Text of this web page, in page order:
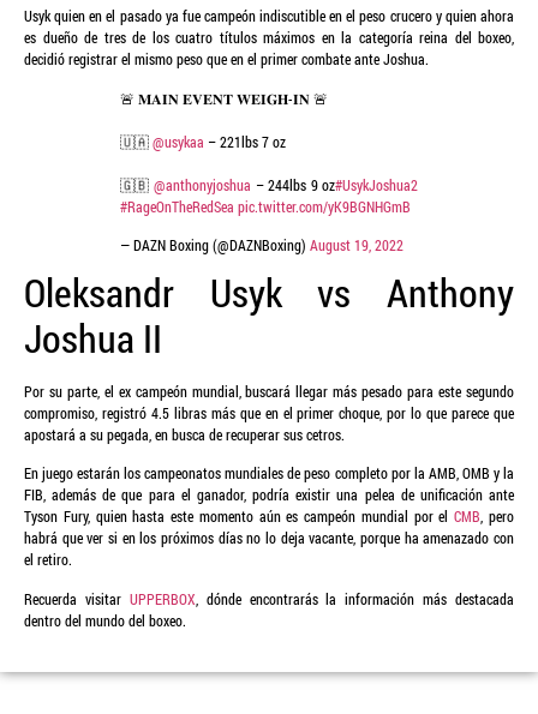
Usyk quien en el pasado ya fue campeón indiscutible en el peso crucero y quien ahora
es dueño de tres de los cuatro títulos máximos en la categoría reina del boxeo,
decidió registrar el mismo peso que en el primer combate ante Joshua.
🚨 𝐌𝐀𝐈𝐍 𝐄𝐕𝐄𝐍𝐓 𝐖𝐄𝐈𝐆𝐇-𝐈𝐍 🚨
🇺🇦@usykaa – 221lbs 7 oz
🇬🇧@anthonyjoshua – 244lbs 9 oz#UsykJoshua2
#RageOnTheRedSea pic.twitter.com/yK9BGNHGmB
— DAZN Boxing (@DAZNBoxing) August 19, 2022
Oleksandr Usyk vs Anthony
Joshua II
Por su parte, el ex campeón mundial, buscará llegar más pesado para este segundo
compromiso, registró 4.5 libras más que en el primer choque, por lo que parece que
apostará a su pegada, en busca de recuperar sus cetros.
En juego estarán los campeonatos mundiales de peso completo por la AMB, OMB y la
FIB, además de que para el ganador, podría existir una pelea de unificación ante
Tyson Fury, quien hasta este momento aún es campeón mundial por elCMB, pero
habrá que ver si en los próximos días no lo deja vacante, porque ha amenazado con
el retiro.
Recuerda visitar UPPERBOX , dónde encontrarás la información más destacada
dentro del mundo del boxeo.